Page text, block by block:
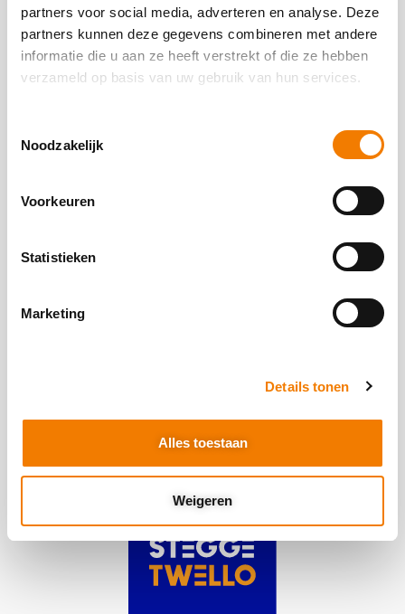
partners voor social media, adverteren en analyse. Deze
partners kunnen deze gegevens combineren met andere
informatie die u aan ze heeft verstrekt of die ze hebben
verzameld op basis van uw gebruik van hun services.
Noodzakelijk
Voorkeuren
Statistieken
Marketing
Details tonen
Alles toestaan
Weigeren
Our clients
These customers already work safely with B-Aware.